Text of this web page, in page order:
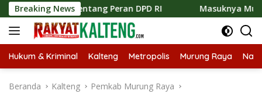
Langsung
ke
konten
Breaking News
tentang Peran DPD RI Masuknya Musim Kemarau
Hukum & Kriminal Kalteng Metropolis Murung Raya
Beranda Kalteng Pemkab Murung Raya